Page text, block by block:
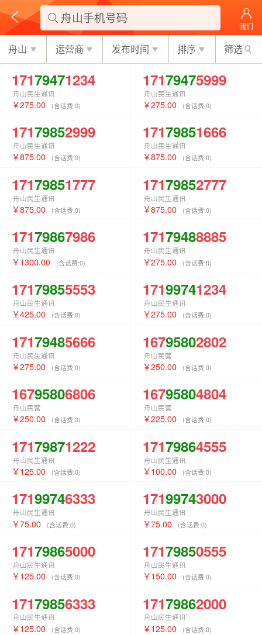
 舟山手机号码
我们
舟山 运营商 发布时间 排序 筛选
17179471234
舟山民生通讯
275.00 (含话费:0)
17179475999
舟山民生通讯
275.00 (含话费:0)
17179852999
舟山民生通讯
875.00 (含话费:0)
17179851666
舟山民生通讯
875.00 (含话费:0)
17179851777
舟山民生通讯
875.00 (含话费:0)
17179852777
舟山民生通讯
875.00 (含话费:0)
17179867986
舟山民生通讯
1300.00 (含话费:0)
17179488885
舟山民生通讯
275.00 (含话费:0)
17179855553
舟山民生通讯
425.00 (含话费:0)
17199741234
舟山民生通讯
275.00 (含话费:0)
17179485666
舟山民生通讯
275.00 (含话费:0)
16795802802
舟山民营
250.00 (含话费:0)
16795806806
舟山民营
250.00 (含话费:0)
16795804804
舟山民营
225.00 (含话费:0)
17179871222
舟山民生通讯
125.00 (含话费:0)
17179864555
舟山民生通讯
100.00 (含话费:0)
17199746333
舟山民生通讯
75.00 (含话费:0)
17199743000
舟山民生通讯
75.00 (含话费:0)
17179865000
舟山民生通讯
125.00 (含话费:0)
17179850555
舟山民生通讯
150.00 (含话费:0)
17179856333
舟山民生通讯
125.00 (含话费:0)
17179862000
舟山民生通讯
125.00 (含话费:0)